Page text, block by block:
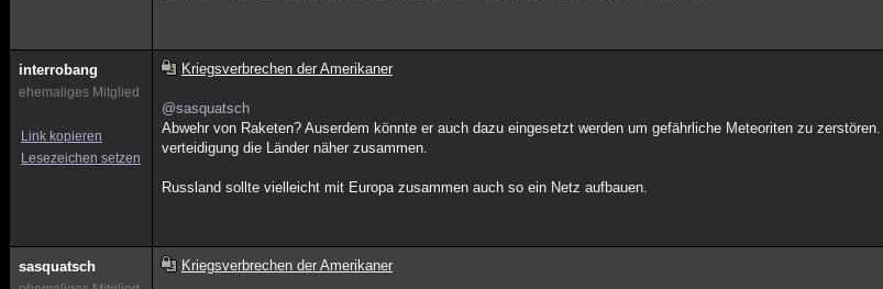
interrobang
ehemaliges Mitglied
Link kopieren
Lesezeichen setzen
Kriegsverbrechen der Amerikaner
@sasquatsch
Abwehr von Raketen? Auserdem könnte er auch dazu eingesetzt werden um gefährliche Meteoriten zu
verteidigung die Länder näher zusammen.
Russland sollte vielleicht mit Europa zusammen auch so ein Netz aufbauen.
sasquatsch Kriegsverbrechen der Amerikaner